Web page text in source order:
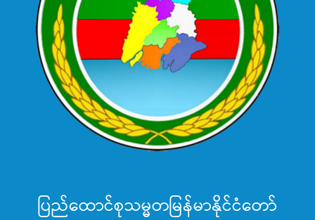
ပြည်ထောင်စုသမ္မတမြန်မာနိုင်ငံတော်